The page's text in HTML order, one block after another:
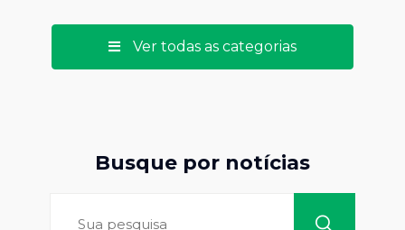
Ver todas as categorias
Busque por notícias